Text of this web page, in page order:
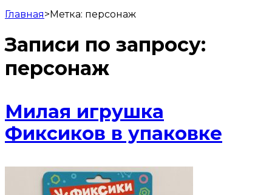
Главная>Метка: персонаж
Записи по запросу:
персонаж
Милая игрушка
Фиксиков в упаковке